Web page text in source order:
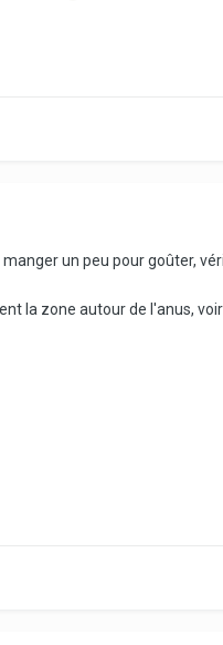
un peu pour goûter,
la zone autour de l'anus,